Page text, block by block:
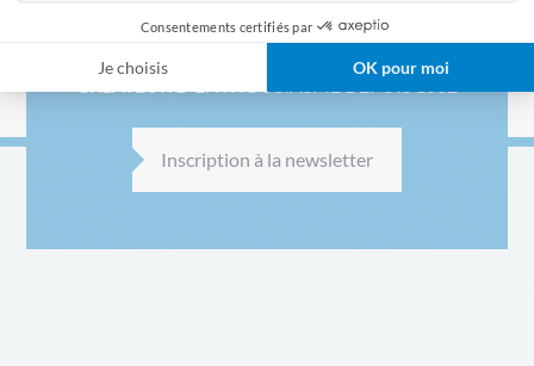
Consentements certifiés par
Je choisis OK pour moi
Inscription à la newsletter